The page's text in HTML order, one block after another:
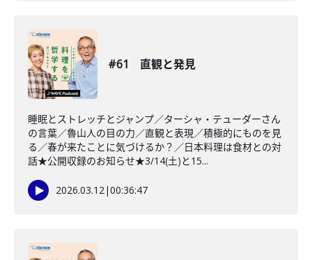
#61 直観と発見
睡眠とストレッチとジャンプ／ターシャ・テューダーさん
の言葉／魯山人の目の力／直観と表現／積極的にものを見
る／春が来たことに気づけるか？／日本料理は食材との対
話★公開収録のお知らせ★3/14(土)と15...
2026.03.12|00:36:47